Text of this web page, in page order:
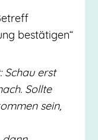
bestätigen“
Schau erst
Sollte
sein,